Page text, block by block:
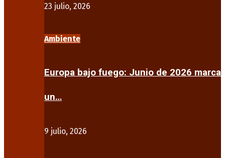
23 julio, 2026
Ambiente
Europa bajo fuego: Junio de 2026 marca
un…
9 julio, 2026